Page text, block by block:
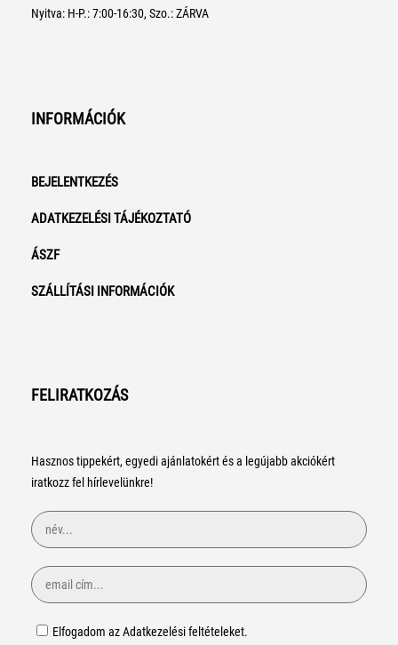
Nyitva: H-P.: 7:00-16:30, Szo.: ZÁRVA
INFORMÁCIÓK
BEJELENTKEZÉS
ADATKEZELÉSI TÁJÉKOZTATÓ
ÁSZF
SZÁLLÍTÁSI INFORMÁCIÓK
FELIRATKOZÁS
Hasznos tippekért, egyedi ajánlatokért és a legújabb akciókért
iratkozz fel hírlevelünkre!
Elfogadom az Adatkezelési feltételeket.